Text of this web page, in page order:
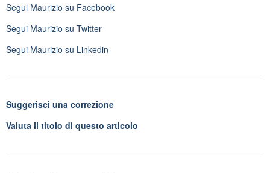
Segui Maurizio su Facebook
Segui Maurizio su Twitter
Segui Maurizio su Linkedin
Suggerisci una correzione
Valuta il titolo di questo articolo